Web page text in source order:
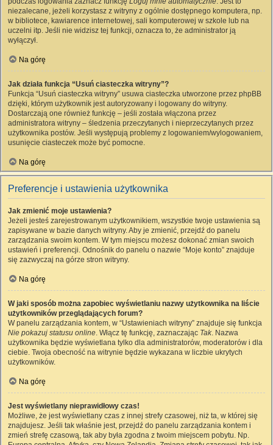
niezalecane, jeżeli korzystasz z witryny z ogólnie dostępnego komputera, np.
w bibliotece, kawiarence internetowej, sali komputerowej w szkole lub na
uczelni itp. Jeśli nie widzisz tej funkcji, oznacza to, że administrator ją
wyłączył.
Na górę
Jak działa funkcja “Usuń ciasteczka witryny”?
Funkcja “Usuń ciasteczka witryny” usuwa ciasteczka utworzone przez phpBB
dzięki, którym użytkownik jest autoryzowany i logowany do witryny.
Dostarczają one również funkcję – jeśli została włączona przez
administratora witryny – śledzenia przeczytanych i nieprzeczytanych przez
użytkownika postów. Jeśli występują problemy z logowaniem/wylogowaniem,
usunięcie ciasteczek może być pomocne.
Na górę
Preferencje i ustawienia użytkownika
Jak zmienić moje ustawienia?
Jeżeli jesteś zarejestrowanym użytkownikiem, wszystkie twoje ustawienia są
zapisywane w bazie danych witryny. Aby je zmienić, przejdź do panelu
zarządzania swoim kontem. W tym miejscu możesz dokonać zmian swoich
ustawień i preferencji. Odnośnik do panelu o nazwie “Moje konto” znajduje
się zazwyczaj na górze stron witryny.
Na górę
W jaki sposób można zapobiec wyświetlaniu nazwy użytkownika na liście
użytkowników przeglądających forum?
W panelu zarządzania kontem, w “Ustawieniach witryny” znajduje się funkcja
Nie pokazuj statusu online. Włącz tę funkcję, zaznaczając Tak. Nazwa
użytkownika będzie wyświetlana tylko dla administratorów, moderatorów i dla
ciebie. Twoja obecność na witrynie będzie wykazana w liczbie ukrytych
użytkowników.
Na górę
Jest wyświetlany nieprawidłowy czas!
Możliwe, że jest wyświetlany czas z innej strefy czasowej, niż ta, w której się
znajdujesz. Jeśli tak właśnie jest, przejdź do panelu zarządzania kontem i
zmień strefę czasową, tak aby była zgodna z twoim miejscem pobytu. Np.